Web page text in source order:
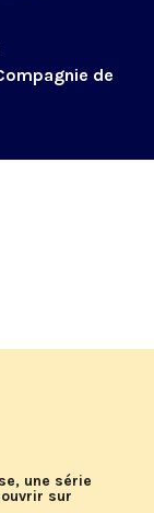
de
une série
sur